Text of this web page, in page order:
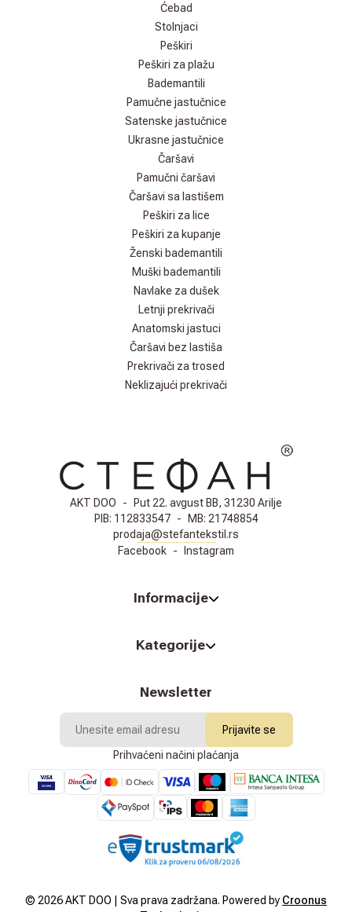
Ćebad
Stolnjaci
Peškiri
Peškiri za plažu
Bademantili
Pamučne jastučnice
Satenske jastučnice
Ukrasne jastučnice
Čaršavi
Pamučni čaršavi
Čaršavi sa lastišem
Peškiri za lice
Peškiri za kupanje
Ženski bademantili
Muški bademantili
Navlake za dušek
Letnji prekrivači
Anatomski jastuci
Čaršavi bez lastiša
Prekrivači za trosed
Neklizajući prekrivači
AKT DOO -
Put 22. avgust BB, 31230 Arilje
PIB: 112833547 - MB: 21748854
prodaja@stefantekstil.rs
Facebook - Instagram
Informacije
Kategorije
Newsletter
Prijavite se
Prihvaćeni načini plaćanja
© 2026AKT DOO | Sva prava zadržana. Powered by Croonus